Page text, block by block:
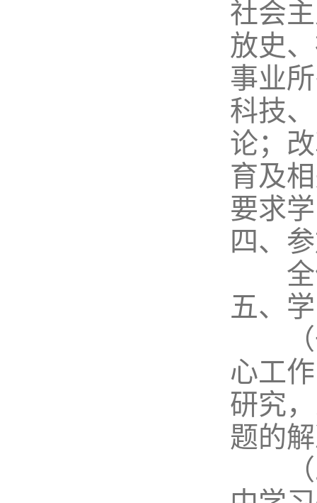
社会
放史
事业
科技
论；
育及
要求
四、
全
五、
（
心工
研究
题的
（